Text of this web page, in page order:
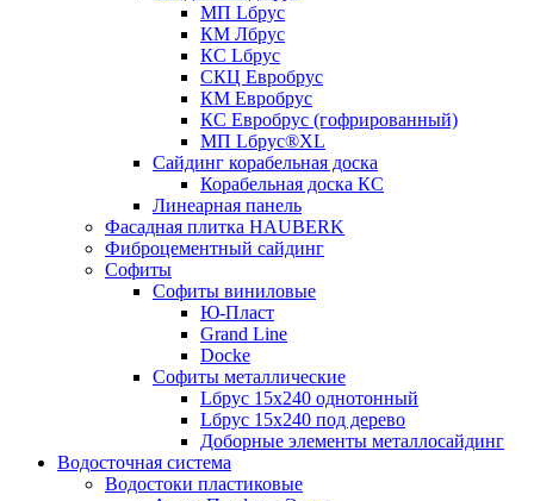
МП Lбрус
КМ Лбрус
КС Lбрус
СКЦ Евробрус
КМ Евробрус
КС Евробрус (гофрированный)
МП Lбрус®XL
Сайдинг корабельная доска
Корабельная доска КС
Линеарная панель
Фасадная плитка HAUBERK
Фиброцементный сайдинг
Софиты
Софиты виниловые
Ю-Пласт
Grand Line
Docke
Софиты металлические
Lбрус 15x240 однотонный
Lбрус 15x240 под дерево
Доборные элементы металлосайдинг
Водосточная система
Водостоки пластиковые